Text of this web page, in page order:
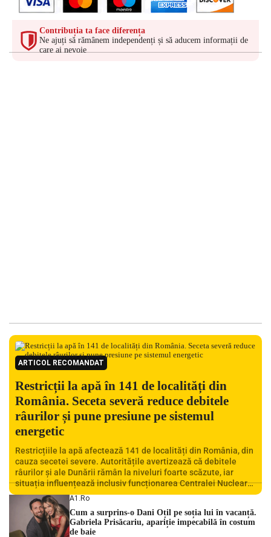
Contribuția ta face diferența
Ne ajuți să rămânem independenți și să aducem informații de
care ai nevoie
ARTICOL RECOMANDAT
Restricții la apă în 141 de localități din
România. Seceta severă reduce debitele
râurilor și pune presiune pe sistemul
energetic
Restricțiile la apă afectează 141 de localități din România, din
cauza secetei severe. Autoritățile avertizează că debitele
râurilor și ale Dunării rămân la niveluri foarte scăzute, iar
situația influențează inclusiv funcționarea Centralei Nucleare
de la Cernavodă. România se confruntă cu una dintre cele mai
dificile perioade din punct de vedere hidrologic din ultimii ani.
Lipsa […]
A1.ro
Cum a surprins-o Dani Oțil pe soția lui în vacanță.
Gabriela Prisăcariu, apariție impecabilă în costum
de baie